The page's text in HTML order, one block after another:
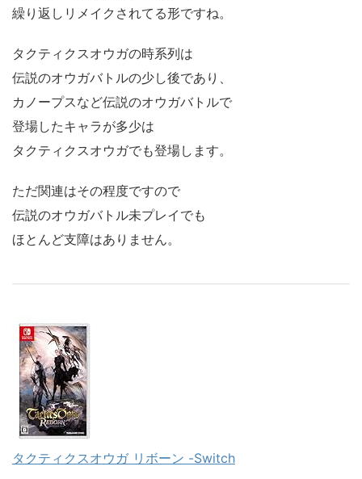
繰り返しリメイクされてる形ですね。
タクティクスオウガの時系列は
伝説のオウガバトルの少し後であり、
カノープスなど伝説のオウガバトルで
登場したキャラが多少は
タクティクスオウガでも登場します。
ただ関連はその程度ですので
伝説のオウガバトル未プレイでも
ほとんど支障はありません。
タクティクスオウガ リボーン -Switch